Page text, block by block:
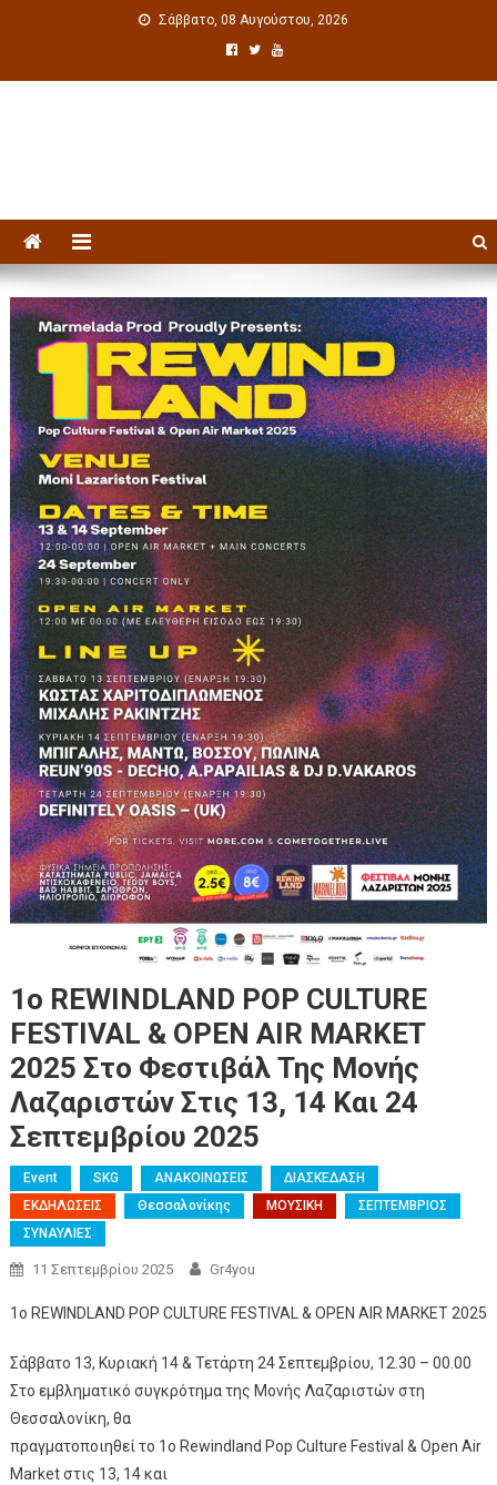
Σάββατο, 08 Αυγούστου, 2026
1ο REWINDLAND POP CULTURE
FESTIVAL & OPEN AIR MARKET
2025 Στο Φεστιβάλ Της Μονής
Λαζαριστών Στις 13, 14 Και 24
Σεπτεμβρίου 2025
Event SKG ΑΝΑΚΟΙΝΩΣΕΙΣ
ΔΙΑΣΚΕΔΑΣΗ
ΕΚΔΗΛΩΣΕΙΣ
Θεσσαλονίκης ΜΟΥΣΙΚΗ
ΣΕΠΤΕΜΒΡΙΟΣ
ΣΥΝΑΥΛΙΕΣ
11 Σεπτεμβρίου 2025 Gr4you
1ο REWINDLAND POP CULTURE FESTIVAL & OPEN AIR MARKET 2025
Σάββατο 13, Κυριακή 14 & Τετάρτη 24 Σεπτεμβρίου, 12.30 – 00.00
Στο εμβληματικό συγκρότημα της Μονής Λαζαριστών στη
Θεσσαλονίκη, θα
πραγματοποιηθεί το 1ο Rewindland Pop Culture Festival & Open Air
Market στις 13, 14 και